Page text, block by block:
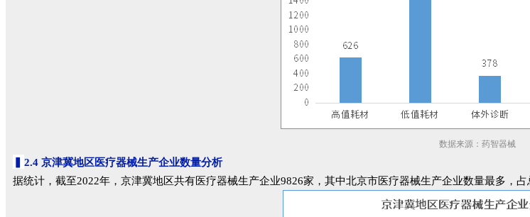
数据来源：药智器械
▍ 2.4 京津冀地区医疗器械生产企业数量分析
据统计，截至2022年，京津冀地区共有医疗器械生产企业9826家，其中北京市医疗器械生产企业数量最多，占